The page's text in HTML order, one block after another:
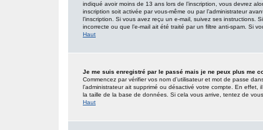
indiqué avoir moins de 13 ans lors de l’inscription, vous devrez
inscription soit activée par vous-même ou par l’administrateur
l’inscription. Si vous avez reçu un e-mail, suivez ses instructions.
incorrecte ou que l’e-mail ait été traité par un filtre anti-spam. Si
Haut
Je me suis enregistré par le passé mais je ne peux plus me
Commencez par vérifier vos nom d’utilisateur et mot de passe
l’administrateur ait supprimé ou désactivé votre compte. En
la taille de la base de données. Si cela vous arrive, tentez de
Haut